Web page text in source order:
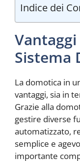
Indice dei
Sistema
La domotica in
vantaggi, sia in
Grazie alla
gestire diverse
automatizzato,
semplice e
importante